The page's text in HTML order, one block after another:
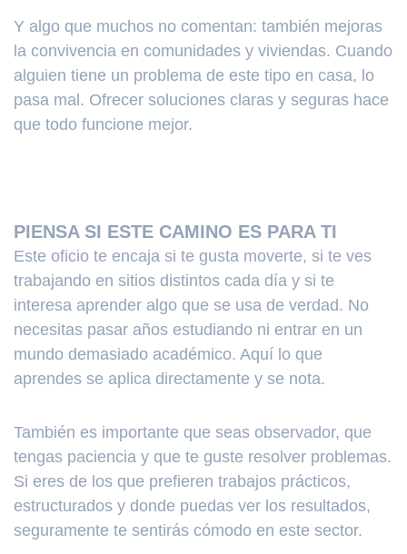
Y algo que muchos no comentan: también mejoras
la convivencia en comunidades y viviendas. Cuando
alguien tiene un problema de este tipo en casa, lo
pasa mal. Ofrecer soluciones claras y seguras hace
que todo funcione mejor.
PIENSA SI ESTE CAMINO ES PARA TI
Este oficio te encaja si te gusta moverte, si te ves
trabajando en sitios distintos cada día y si te
interesa aprender algo que se usa de verdad. No
necesitas pasar años estudiando ni entrar en un
mundo demasiado académico. Aquí lo que
aprendes se aplica directamente y se nota.
También es importante que seas observador, que
tengas paciencia y que te guste resolver problemas.
Si eres de los que prefieren trabajos prácticos,
estructurados y donde puedas ver los resultados,
seguramente te sentirás cómodo en este sector.